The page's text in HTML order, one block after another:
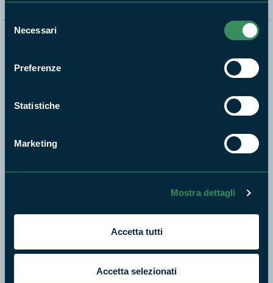
Selezione
delNecessari
Preferenze
Statistiche
Marketing
Mostra dettagli
Accetta tutti
Accetta selezionati
Pubblicazioni
Prodotti Natura in Campo
Aziende Natura in Campo
Programmi e progetti